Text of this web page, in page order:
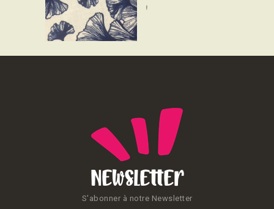
!
Newsletter
S'abonner à notre Newsletter